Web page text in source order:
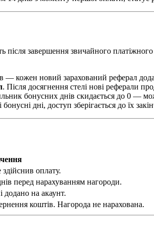
після завершення звичайного
— кожен новий зарахований реферал
. Після досягнення стелі нові реферали
бонусних днів скидається до 0 —
дні, доступ зберігається до їх
оплату.
перед нарахуванням нагороди.
додано на акаунт.
коштів. Нагорода не нарахована.